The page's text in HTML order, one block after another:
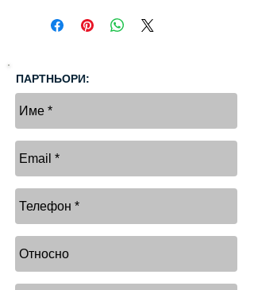
основно в пределите на страната и рядко
(до 5 пъти в годината), като
членство на преференциална цена и
ползват същите покрития за 2
автомобила.
ПАРТНЬОРИ: